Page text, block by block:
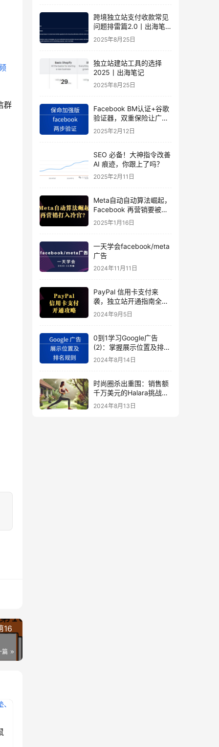
群
16
篇
跨境独立站支付收款常见
问题排雷篇2.0丨出海笔
记
2025年8月25日
独立站建站工具的选择
2025丨出海笔记
2025年8月25日
Facebook BM认证+谷歌
验证器，双重保险让广告
投手账号稳如泰山
2025年2月12日
SEO 必备！大神指令改善
AI 痕迹，你跟上了吗？
2025年2月11日
Meta自动自动算法崛起，
Facebook 再营销要被打
入冷宫？
2025年1月16日
一天学会facebook/meta
广告
2024年11月11日
PayPal 信用卡支付来
袭，独立站开通指南全揭
秘
2024年9月5日
0到1学习Google广告
(2)：掌握展示位置及排名
规则
2024年8月14日
时尚圈杀出重围：销售额
千万美元的Halara挑战
SHEIN成新时尚巨头
（上）
2024年8月13日